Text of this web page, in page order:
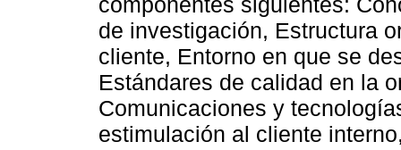
de investigación, Estructura
cliente, Entorno en que se
Estándares de calidad en la
Comunicaciones y
estimulación al cliente